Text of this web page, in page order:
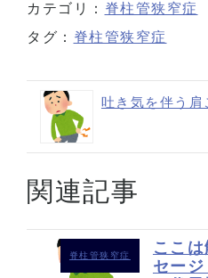
カテゴリ： 脊柱管狭窄症
タグ： 脊柱管狭窄症
吐き気を伴う肩
関連記事
脊柱管狭窄症
ここ
セー